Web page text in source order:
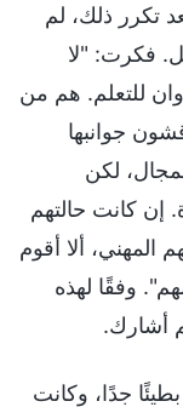
تكرر ذلك، لم
فكرت: "لا
للتعلم. هم من
جوانبها
لكن
إن كانت حالتهم
ألا أقوم
وفقًا لهذه
أشارك.
جدًا، وكانت